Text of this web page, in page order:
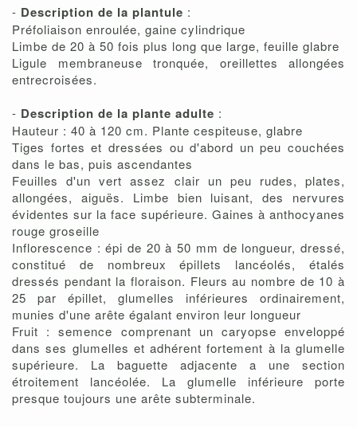
- Description de la plantule :
Préfoliaison enroulée, gaine cylindrique
Limbe de 20 à 50 fois plus long que large, feuille glabre
Ligule membraneuse tronquée, oreillettes allongées
entrecroisées.
- Description de la plante adulte :
Hauteur : 40 à 120 cm. Plante cespiteuse, glabre
Tiges fortes et dressées ou d'abord un peu couchées
dans le bas, puis ascendantes
Feuilles d'un vert assez clair un peu rudes, plates,
allongées, aiguës. Limbe bien luisant, des nervures
évidentes sur la face supérieure. Gaines à anthocyanes
rouge groseille
Inflorescence : épi de 20 à 50 mm de longueur, dressé,
constitué de nombreux épillets lancéolés, étalés
dressés pendant la floraison. Fleurs au nombre de 10 à
25 par épillet, glumelles inférieures ordinairement,
munies d'une arête égalant environ leur longueur
Fruit : semence comprenant un caryopse enveloppé
dans ses glumelles et adhérent fortement à la glumelle
supérieure. La baguette adjacente a une section
étroitement lancéolée. La glumelle inférieure porte
presque toujours une arête subterminale.